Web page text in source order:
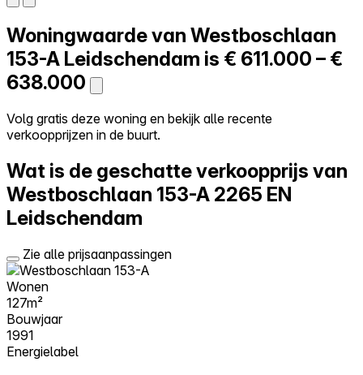
Zelf kopen
Alles-in-één
Reviews
Prijzen
Log in
Probeer Walter gratis
Woningwaarde van Westboschlaan
153-A Leidschendam is € 611.000 – €
638.000
Volg gratis deze woning en bekijk alle recente
verkoopprijzen in de buurt.
Wat is de geschatte verkoopprijs van
Westboschlaan 153-A 2265 EN
Leidschendam
Zie alle prijsaanpassingen
Wonen
127m²
Bouwjaar
1991
Energielabel